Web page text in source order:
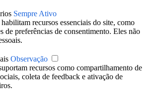
Sempre Ativo
recursos essenciais do site, como
de preferências de consentimento. Eles não
Observação
recursos como compartilhamento de
coleta de feedback e ativação de